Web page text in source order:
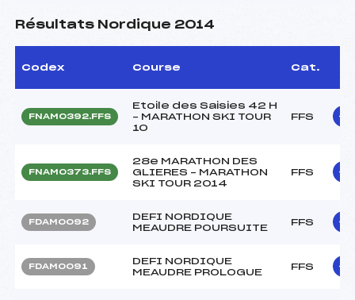
Résultats Nordique 2014
Codex Course Cat.
FNAM0392.FFS
Etoile des Saisies 42 H
– MARATHON SKI TOUR
10
FFS
FNAM0373.FFS
28e MARATHON DES
GLIERES – MARATHON
SKI TOUR 2014
FFS
FDAM0092
DEFI NORDIQUE
MEAUDRE POURSUITE
FFS
FDAM0091
DEFI NORDIQUE
MEAUDRE PROLOGUE
FFS